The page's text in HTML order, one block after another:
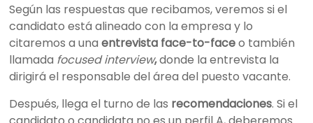
Según las respuestas que recibamos, veremos si el
candidato está alineado con la empresa y lo
citaremos a unaentrevista face-to-faceo también
llamada focused interview,donde la entrevista la
dirigirá el responsable del área del puesto vacante.
Después, llega el turno de las recomendaciones. Si el